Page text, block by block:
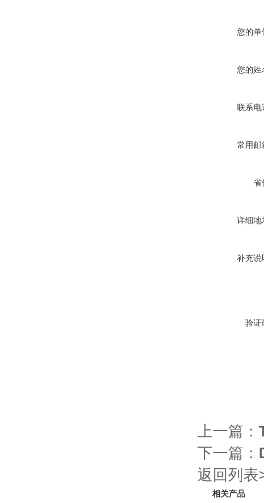
您的单
您的姓
联系电
常用邮
省
详细地
补充说
验证
上一篇：
下一篇：
返回列表
相关产品